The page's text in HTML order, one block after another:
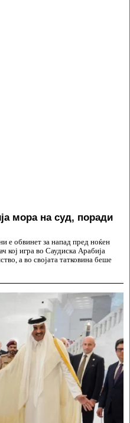
мора на суд, поради
е обвинет за напад пред ноќен
кој игра во Саудиска Арабија
а во својата татковина беше